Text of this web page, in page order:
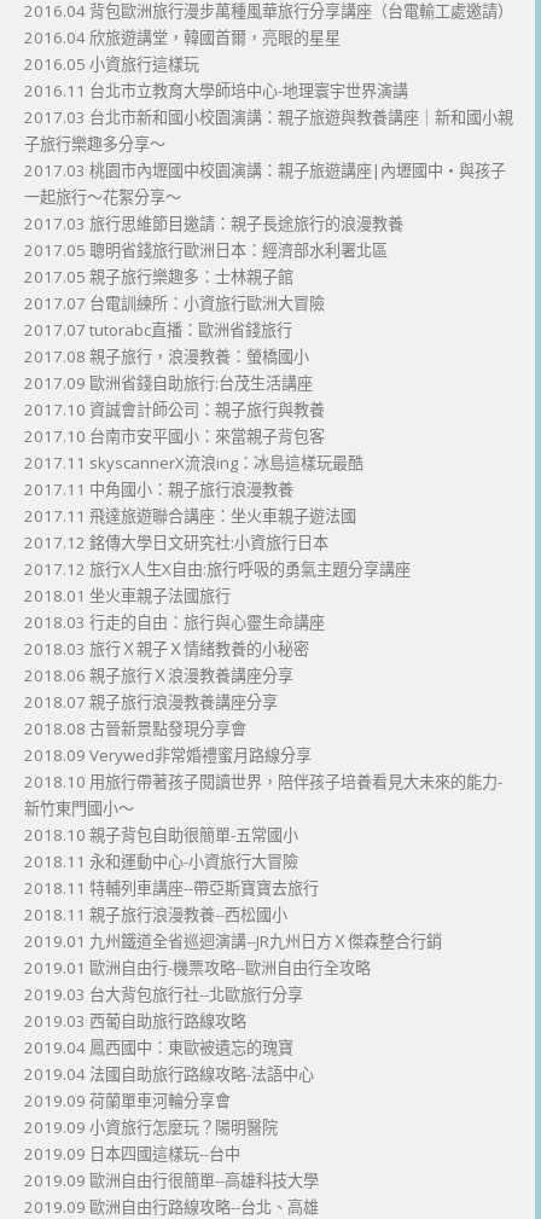
2016.04 背包歐洲旅行漫步萬種風華旅行分享講座（台電輸工處邀請）
2016.04 欣旅遊講堂，韓國首爾，亮眼的星星
2016.05 小資旅行這樣玩
2016.11 台北市立教育大學師培中心-地理寰宇世界演講
2017.03 台北市新和國小校園演講：親子旅遊與教養講座｜新和國小親
子旅行樂趣多分享～
2017.03 桃園市內壢國中校園演講：親子旅遊講座|內壢國中・與孩子
一起旅行～花絮分享～
2017.03 旅行思維節目邀請：親子長途旅行的浪漫教養
2017.05 聰明省錢旅行歐洲日本：經濟部水利署北區
2017.05 親子旅行樂趣多：士林親子館
2017.07 台電訓練所：小資旅行歐洲大冒險
2017.07 tutorabc直播：歐洲省錢旅行
2017.08 親子旅行，浪漫教養：螢橋國小
2017.09 歐洲省錢自助旅行:台茂生活講座
2017.10 資誠會計師公司：親子旅行與教養
2017.10 台南市安平國小：來當親子背包客
2017.11 skyscannerX流浪ing：冰島這樣玩最酷
2017.11 中角國小：親子旅行浪漫教養
2017.11 飛達旅遊聯合講座：坐火車親子遊法國
2017.12 銘傳大學日文研究社:小資旅行日本
2017.12 旅行X人生X自由:旅行呼吸的勇氣主題分享講座
2018.01 坐火車親子法國旅行
2018.03 行走的自由：旅行與心靈生命講座
2018.03 旅行Ｘ親子Ｘ情緒教養的小秘密
2018.06 親子旅行Ｘ浪漫教養講座分享
2018.07 親子旅行浪漫教養講座分享
2018.08 古晉新景點發現分享會
2018.09 Verywed非常婚禮蜜月路線分享
2018.10 用旅行帶著孩子閱讀世界，陪伴孩子培養看見大未來的能力-
新竹東門國小～
2018.10 親子背包自助很簡單-五常國小
2018.11 永和運動中心-小資旅行大冒險
2018.11 特輔列車講座--帶亞斯寶寶去旅行
2018.11 親子旅行浪漫教養--西松國小
2019.01 九州鐵道全省巡迴演講--JR九州日方Ｘ傑森整合行銷
2019.01 歐洲自由行-機票攻略--歐洲自由行全攻略
2019.03 台大背包旅行社--北歐旅行分享
2019.03 西葡自助旅行路線攻略
2019.04 鳳西國中：東歐被遺忘的瑰寶
2019.04 法國自助旅行路線攻略-法語中心
2019.09 荷蘭單車河輪分享會
2019.09 小資旅行怎麼玩？陽明醫院
2019.09 日本四國這樣玩--台中
2019.09 歐洲自由行很簡單--高雄科技大學
2019.09 歐洲自由行路線攻略--台北、高雄